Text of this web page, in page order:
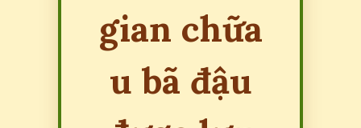
gian chữa
u bã đậu